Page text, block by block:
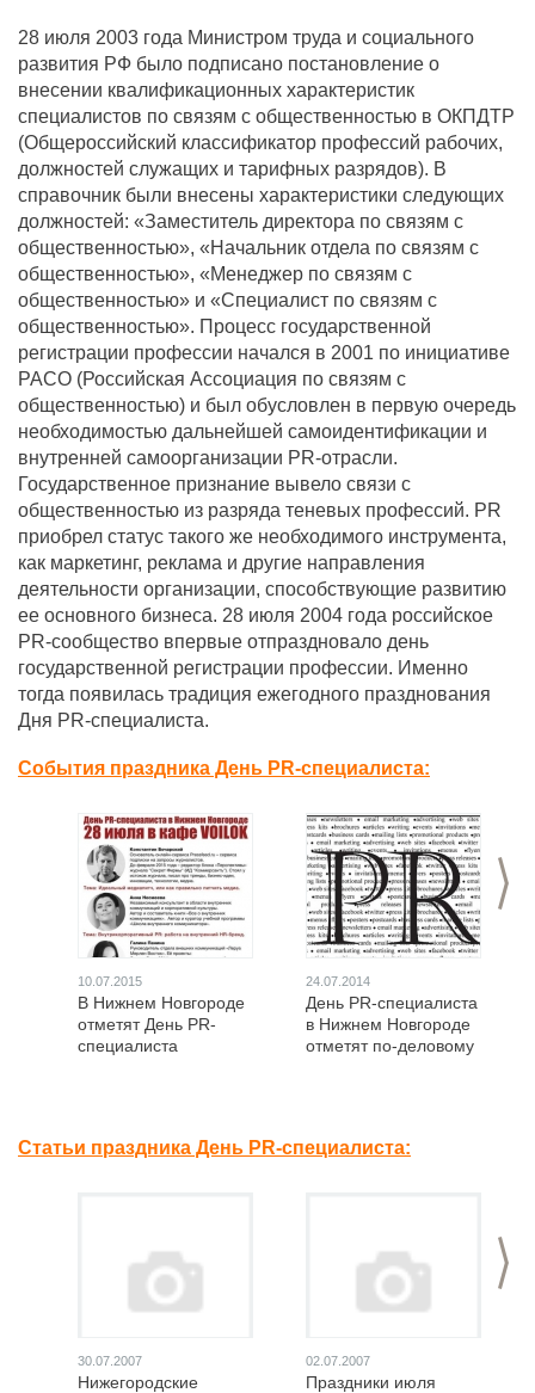
28 июля 2003 года Министром труда и социального
развития РФ было подписано постановление о
внесении квалификационных характеристик
специалистов по связям с общественностью в ОКПДТР
(Общероссийский классификатор профессий рабочих,
должностей служащих и тарифных разрядов). В
справочник были внесены характеристики следующих
должностей: «Заместитель директора по связям с
общественностью», «Начальник отдела по связям с
общественностью», «Менеджер по связям с
общественностью» и «Специалист по связям с
общественностью». Процесс государственной
регистрации профессии начался в 2001 по инициативе
РАСО (Российская Ассоциация по связям с
общественностью) и был обусловлен в первую очередь
необходимостью дальнейшей самоидентификации и
внутренней самоорганизации PR-отрасли.
Государственное признание вывело связи с
общественностью из разряда теневых профессий. PR
приобрел статус такого же необходимого инструмента,
как маркетинг, реклама и другие направления
деятельности организации, способствующие развитию
ее основного бизнеса. 28 июля 2004 года российское
PR-сообщество впервые отпраздновало день
государственной регистрации профессии. Именно
тогда появилась традиция ежегодного празднования
Дня PR-специалиста.
События праздника День PR-специалиста:
>
10.07.2015
В Нижнем Новгороде
отметят День PR-
специалиста
24.07.2014
День PR-специалиста
в Нижнем Новгороде
отметят по-деловому
Статьи праздника День PR-специалиста:
>
30.07.2007
Нижегородские
02.07.2007
Праздники июля